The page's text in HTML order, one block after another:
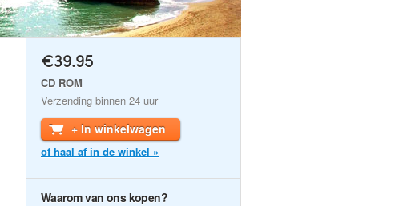
€39.95
CD ROM
Verzending binnen 24 uur
+ In winkelwagen
of haal af in de winkel »
Waarom van ons kopen?